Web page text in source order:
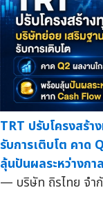
TRT ปรับโครงสร้า
รับการเติบโต คาด
ลุ้นปันผลระหว่างก
— บริษัท ถิรไทย จำ